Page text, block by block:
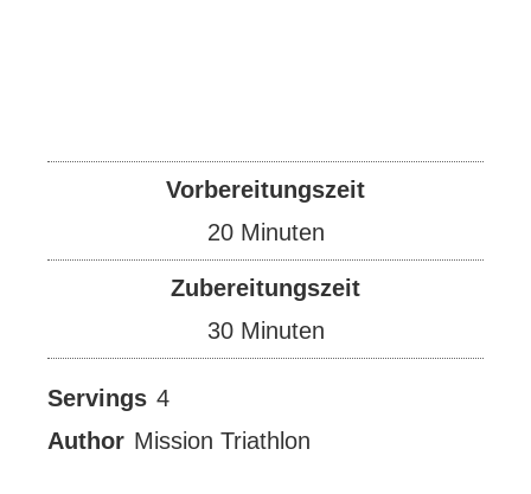
Vorbereitungszeit
20Minuten
Minuten
Zubereitungszeit
30Minuten
Minuten
Servings 4
Author Mission Triathlon